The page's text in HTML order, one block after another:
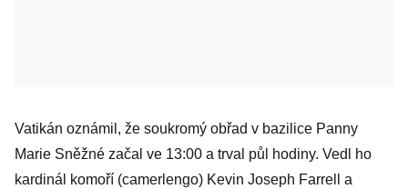
Vatikán oznámil, že soukromý obřad v bazilice Panny
Marie Sněžné začal ve 13:00 a trval půl hodiny. Vedl ho
kardinál komoří (camerlengo) Kevin Joseph Farrell a